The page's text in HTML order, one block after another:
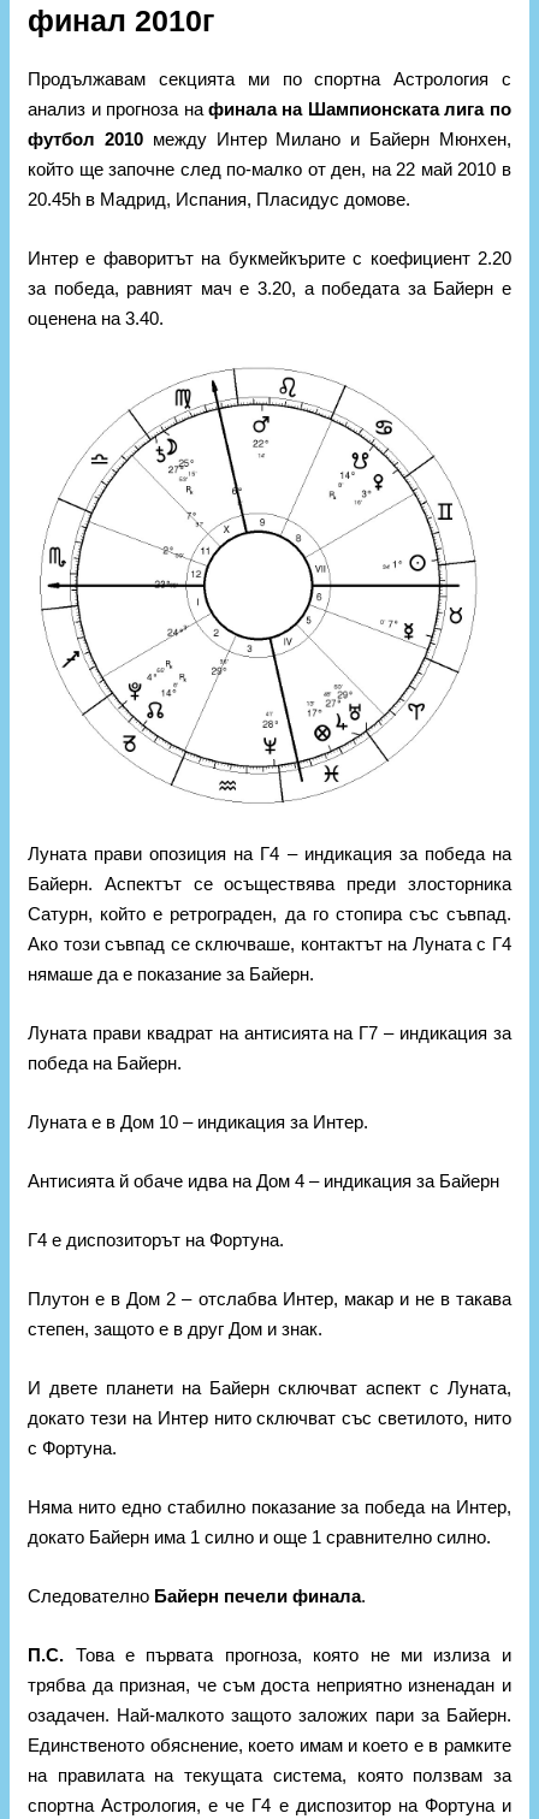
финал 2010г
Продължавам секцията ми по спортна Астрология с
анализ и прогноза на финала на Шампионската лига по
футбол 2010между Интер Милано и Байерн Мюнхен,
който ще започне след по-малко от ден, на 22 май 2010 в
20.45h в Мадрид, Испания, Пласидус домове.
Интер е фаворитът на букмейкърите с коефициент 2.20
за победа, равният мач е 3.20, а победата за Байерн е
оценена на 3.40.
Луната прави опозиция на Г4 – индикация за победа на
Байерн. Аспектът се осъществява преди злосторника
Сатурн, който е ретрограден, да го стопира със съвпад.
Ако този съвпад се сключваше, контактът на Луната с Г4
нямаше да е показание за Байерн.
Луната прави квадрат на антисията на Г7 – индикация за
победа на Байерн.
Луната е в Дом 10 – индикация за Интер.
Антисията й обаче идва на Дом 4 – индикация за Байерн
Г4 е диспозиторът на Фортуна.
Плутон е в Дом 2 – отслабва Интер, макар и не в такава
степен, защото е в друг Дом и знак.
И двете планети на Байерн сключват аспект с Луната,
докато тези на Интер нито сключват със светилото, нито
с Фортуна.
Няма нито едно стабилно показание за победа на Интер,
докато Байерн има 1 силно и още 1 сравнително силно.
Следователно Байерн печели финала.
П.С. Това е първата прогноза, която не ми излиза и
трябва да призная, че съм доста неприятно изненадан и
озадачен. Най-малкото защото заложих пари за Байерн.
Единственото обяснение, което имам и което е в рамките
на правилата на текущата система, която ползвам за
спортна Астрология, е че Г4 е диспозитор на Фортуна и